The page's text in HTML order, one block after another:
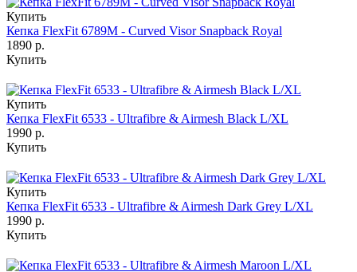
Купить
Кепка FlexFit 6789M - Curved Visor Snapback Royal
1890 р.
Купить
Купить
Кепка FlexFit 6533 - Ultrafibre & Airmesh Black L/XL
1990 р.
Купить
Купить
Кепка FlexFit 6533 - Ultrafibre & Airmesh Dark Grey L/XL
1990 р.
Купить